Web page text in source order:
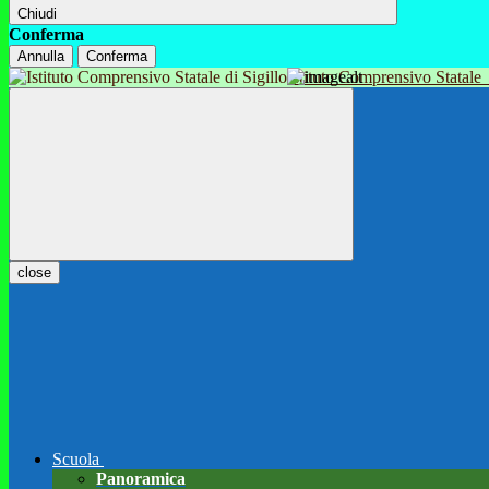
Chiudi
Conferma
Annulla Conferma
Istituto Comprensivo Statale
close
Scuola
Panoramica